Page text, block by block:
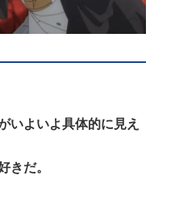
いよいよ具体的に見え
きだ。